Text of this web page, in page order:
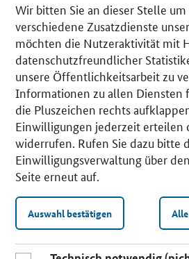
Wir bitten Sie an dieser Stelle
verschiedene Zusatzdienste
möchten die Nutzeraktivität mit
datenschutzfreundlicher
unsere Öffentlichkeitsarbeit zu
Informationen zu allen Diensten
die Pluszeichen rechts
Einwilligungen jederzeit erteilen
widerrufen. Rufen Sie dazu bitte
Einwilligungsverwaltung über
Seite erneut auf.
Auswahl bestätigen